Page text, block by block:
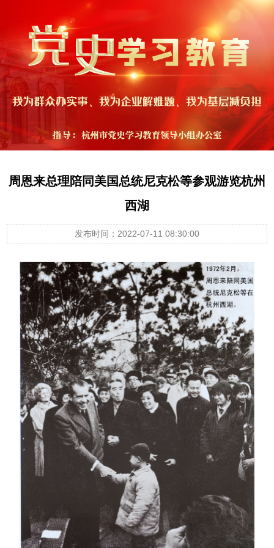
周恩来总理陪同美国总统尼克松等参观游览杭州
西湖
发布时间：2022-07-11 08:30:00